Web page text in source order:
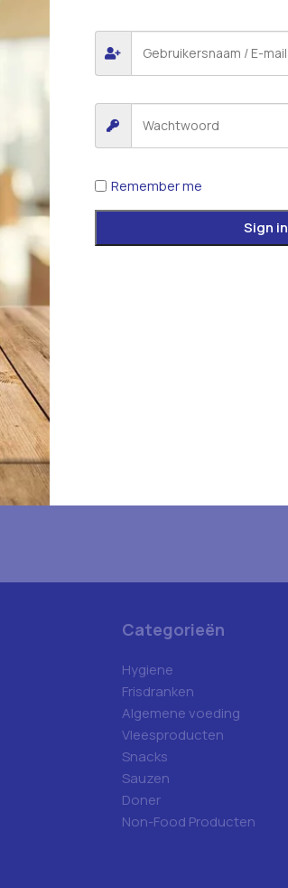
keer wanneer ik een reactie plaats.
Categorieën
Hygiene
Frisdranken
Algemene voeding
Vleesproducten
Snacks
Sauzen
Doner
Non-Food Producten
Remember me
Sign in